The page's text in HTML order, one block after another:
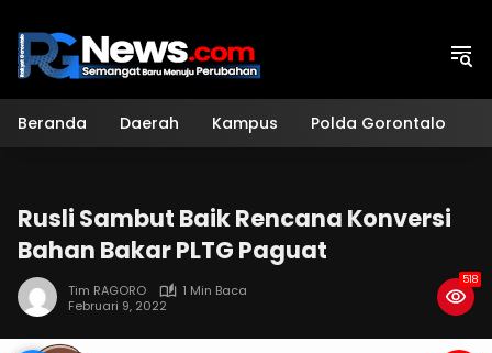
konten
Beranda Daerah Kampus Polda Gorontalo
Rusli Sambut Baik Rencana Konversi
Bahan Bakar PLTG Paguat
Tim RAGORO
1 Min Baca
Februari 9, 2022
518